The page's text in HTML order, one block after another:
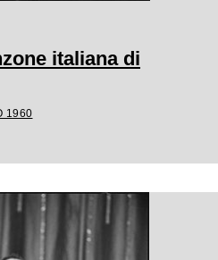
italiana di
1960